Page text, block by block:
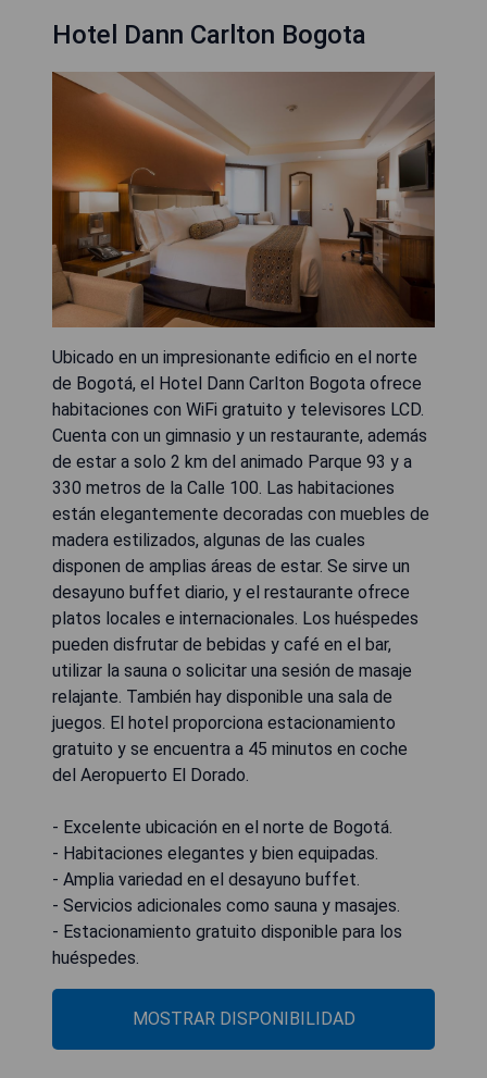
Hotel Dann Carlton Bogota
Ubicado en un impresionante edificio en el norte
de Bogotá, el Hotel Dann Carlton Bogota ofrece
habitaciones con WiFi gratuito y televisores LCD.
Cuenta con un gimnasio y un restaurante, además
de estar a solo 2 km del animado Parque 93 y a
330 metros de la Calle 100. Las habitaciones
están elegantemente decoradas con muebles de
madera estilizados, algunas de las cuales
disponen de amplias áreas de estar. Se sirve un
desayuno buffet diario, y el restaurante ofrece
platos locales e internacionales. Los huéspedes
pueden disfrutar de bebidas y café en el bar,
utilizar la sauna o solicitar una sesión de masaje
relajante. También hay disponible una sala de
juegos. El hotel proporciona estacionamiento
gratuito y se encuentra a 45 minutos en coche
del Aeropuerto El Dorado.
- Excelente ubicación en el norte de Bogotá.
- Habitaciones elegantes y bien equipadas.
- Amplia variedad en el desayuno buffet.
- Servicios adicionales como sauna y masajes.
- Estacionamiento gratuito disponible para los
huéspedes.
MOSTRAR DISPONIBILIDAD